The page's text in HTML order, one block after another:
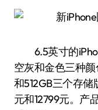
6.5英寸的
空灰和金色三种
和512GB三个存
元和12799元。产